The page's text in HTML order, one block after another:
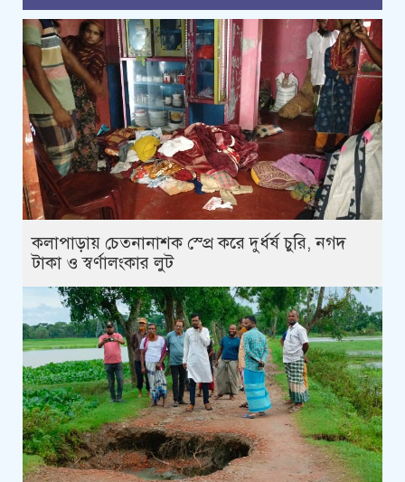
কলাপাড়ায় চেতনানাশক স্প্রে করে দুর্ধর্ষ চুরি, নগদ
টাকা ও স্বর্ণালংকার লুট